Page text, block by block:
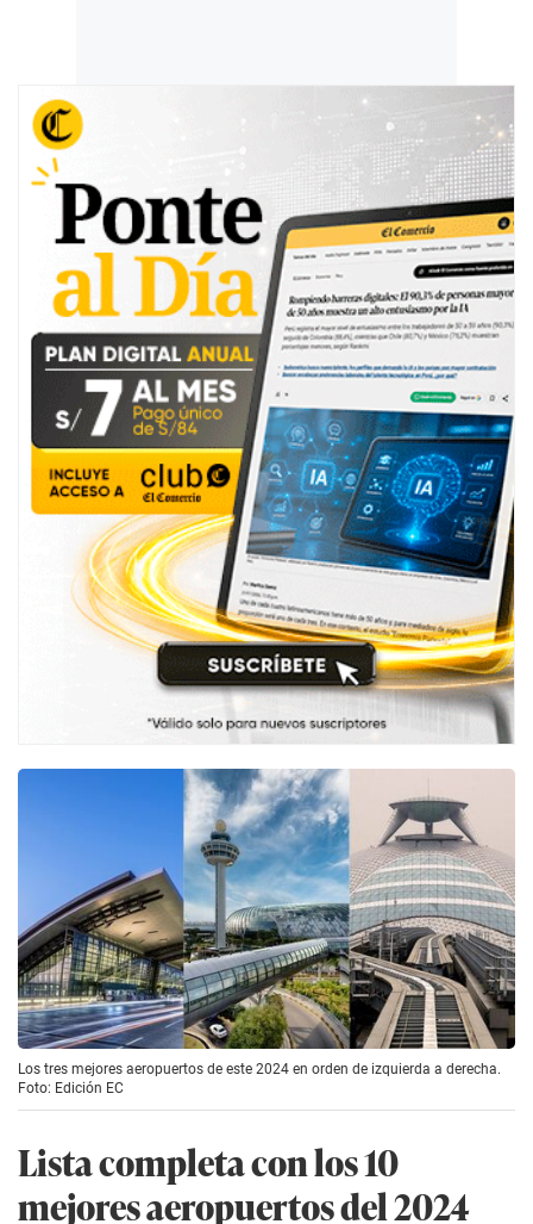
Los tres mejores aeropuertos de este 2024 en orden de izquierda a derecha.
Foto: Edición EC
Lista completa con los 10
mejores aeropuertos del 2024